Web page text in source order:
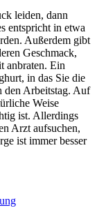
leiden, dann
entspricht in etwa
Außerdem gibt
Geschmack,
anbraten. Ein
in das Sie die
den Arbeitstag. Auf
Weise
ist. Allerdings
Arzt aufsuchen,
ist immer besser